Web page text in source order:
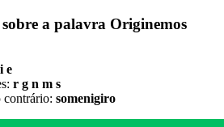
a palavra Originemos
e
r g n m s
contrário: somenigiro